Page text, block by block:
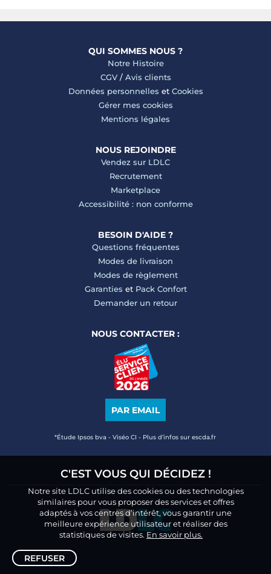
QUI SOMMES NOUS ?
Notre Histoire
CGV/ Avis clients
Données personnelles et Cookies
Gérer mes cookies
Mentions légales
NOUS REJOINDRE
Vendez sur LDLC
Recrutement
Marketplace
Accessibilité : non conforme
BESOIN D'AIDE ?
Questions fréquentes
Modes de livraison
Modes de règlement
Garanties et Pack Confort
Demander un retour
NOUS CONTACTER :
PAR EMAIL
*Étude Ipsos bva - Viséo CI - Plus d’infos sur escda.fr
C'EST VOUS QUI DÉCIDEZ !
Notre site LDLC utilise des cookies ou des technologies
similaires pour vous proposer des services et offres
adaptés à vos centres d’intérêt, vous garantir une
meilleure expérience utilisateur et réaliser des
statistiques de visites. En savoir plus.
REFUSER